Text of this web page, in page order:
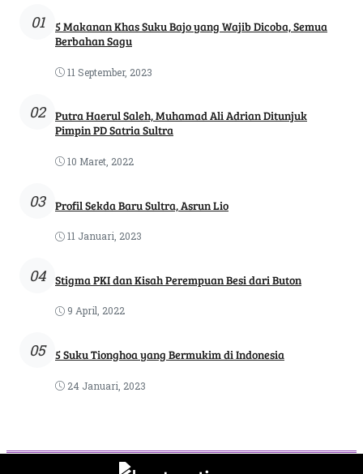
01
5 Makanan Khas Suku Bajo yang Wajib Dicoba, Semua
Berbahan Sagu
11 September, 2023
02
Putra Haerul Saleh, Muhamad Ali Adrian Ditunjuk
Pimpin PD Satria Sultra
10 Maret, 2022
03 Profil Sekda Baru Sultra, Asrun Lio
11 Januari, 2023
04 Stigma PKI dan Kisah Perempuan Besi dari Buton
9 April, 2022
05 5 Suku Tionghoa yang Bermukim di Indonesia
24 Januari, 2023